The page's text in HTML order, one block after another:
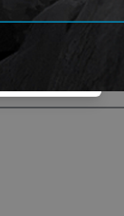
Bilgiler